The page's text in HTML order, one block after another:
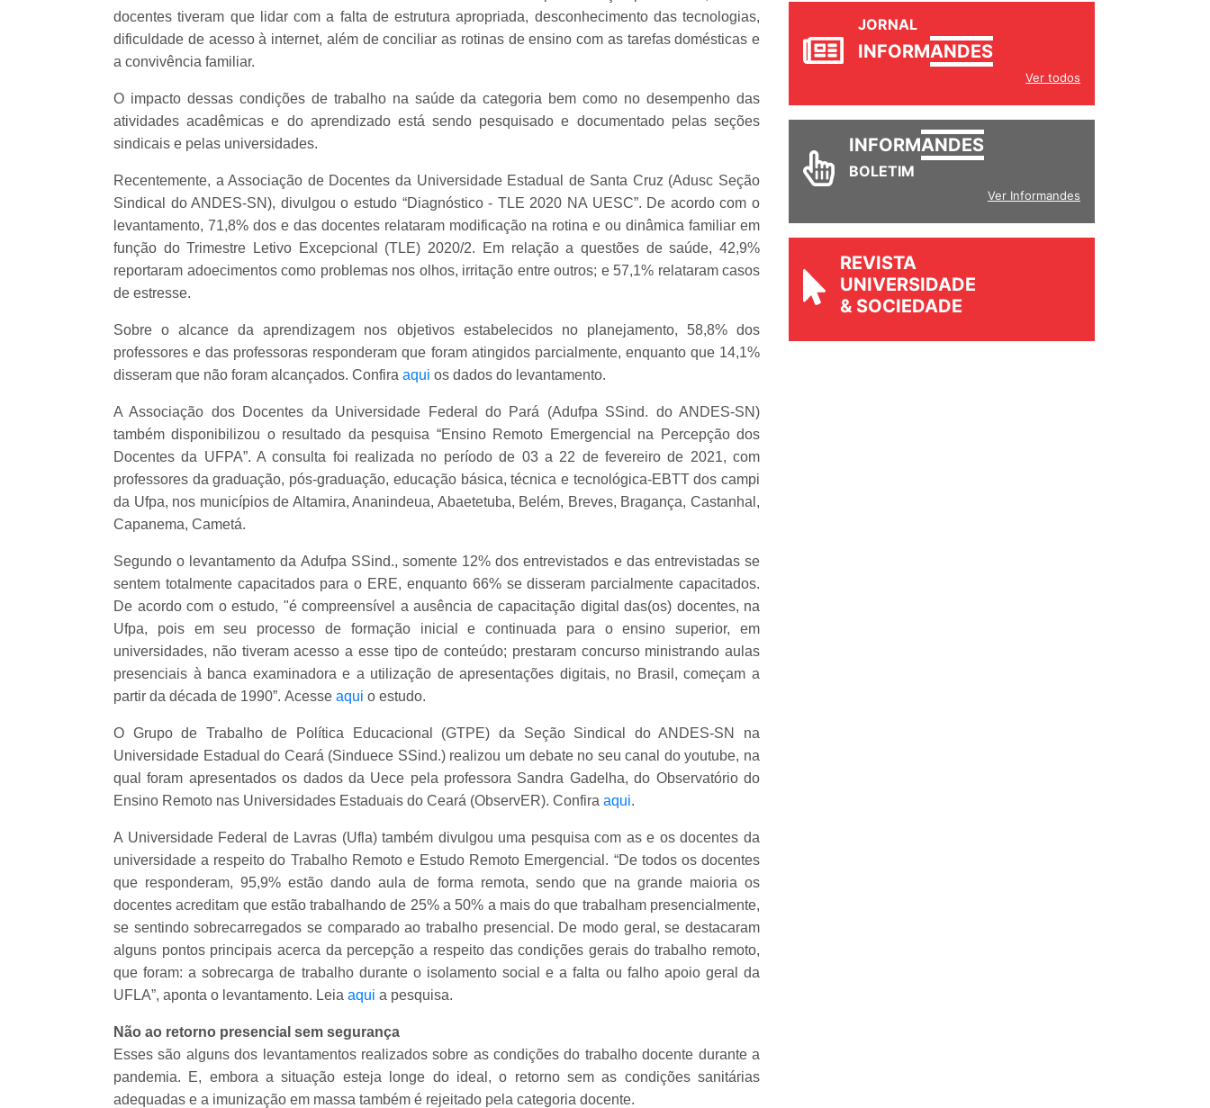
docentes tiveram que lidar com a falta de estrutura apropriada, desconhecimento das tecnologias,
dificuldade de acesso à internet, além de conciliar as rotinas de ensino com as tarefas domésticas e
a convivência familiar.
O impacto dessas condições de trabalho na saúde da categoria bem como no desempenho das
atividades acadêmicas e do aprendizado está sendo pesquisado e documentado pelas seções
sindicais e pelas universidades.
Recentemente, a Associação de Docentes da Universidade Estadual de Santa Cruz (Adusc Seção
Sindical do ANDES-SN), divulgou o estudo “Diagnóstico - TLE 2020 NA UESC”. De acordo com o
levantamento, 71,8% dos e das docentes relataram modificação na rotina e ou dinâmica familiar em
função do Trimestre Letivo Excepcional (TLE) 2020/2. Em relação a questões de saúde, 42,9%
reportaram adoecimentos como problemas nos olhos, irritação entre outros; e 57,1% relataram casos
de estresse.
Sobre o alcance da aprendizagem nos objetivos estabelecidos no planejamento, 58,8% dos
professores e das professoras responderam que foram atingidos parcialmente, enquanto que 14,1%
disseram que não foram alcançados. Confira aqui os dados do levantamento.
A Associação dos Docentes da Universidade Federal do Pará (Adufpa SSind. do ANDES-SN)
também disponibilizou o resultado da pesquisa “Ensino Remoto Emergencial na Percepção dos
Docentes da UFPA”. A consulta foi realizada no período de 03 a 22 de fevereiro de 2021, com
professores da graduação, pós-graduação, educação básica, técnica e tecnológica-EBTT dos campi
da Ufpa, nos municípios de Altamira, Ananindeua, Abaetetuba, Belém, Breves, Bragança, Castanhal,
Capanema, Cametá.
Segundo o levantamento da Adufpa SSind., somente 12% dos entrevistados e das entrevistadas se
sentem totalmente capacitados para o ERE, enquanto 66% se disseram parcialmente capacitados.
De acordo com o estudo, "é compreensível a ausência de capacitação digital das(os) docentes, na
Ufpa, pois em seu processo de formação inicial e continuada para o ensino superior, em
universidades, não tiveram acesso a esse tipo de conteúdo; prestaram concurso ministrando aulas
presenciais à banca examinadora e a utilização de apresentações digitais, no Brasil, começam a
partir da década de 1990”. Acesse aqui o estudo.
O Grupo de Trabalho de Política Educacional (GTPE) da Seção Sindical do ANDES-SN na
Universidade Estadual do Ceará (Sinduece SSind.) realizou um debate no seu canal do youtube, na
qual foram apresentados os dados da Uece pela professora Sandra Gadelha, do Observatório do
Ensino Remoto nas Universidades Estaduais do Ceará (ObservER). Confira aqui.
A Universidade Federal de Lavras (Ufla) também divulgou uma pesquisa com as e os docentes da
universidade a respeito do Trabalho Remoto e Estudo Remoto Emergencial. “De todos os docentes
que responderam, 95,9% estão dando aula de forma remota, sendo que na grande maioria os
docentes acreditam que estão trabalhando de 25% a 50% a mais do que trabalham presencialmente,
se sentindo sobrecarregados se comparado ao trabalho presencial. De modo geral, se destacaram
alguns pontos principais acerca da percepção a respeito das condições gerais do trabalho remoto,
que foram: a sobrecarga de trabalho durante o isolamento social e a falta ou falho apoio geral da
UFLA”, aponta o levantamento. Leia aqui a pesquisa.
Não ao retorno presencial sem segurança
Esses são alguns dos levantamentos realizados sobre as condições do trabalho docente durante a
pandemia. E, embora a situação esteja longe do ideal, o retorno sem as condições sanitárias
adequadas e a imunização em massa também é rejeitado pela categoria docente.
JORNAL
Ver todos
INFORM
Ver Informandes
REVISTA
UNIVERSIDADE